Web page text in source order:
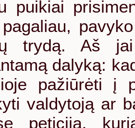
puikiai
trydą. Aš
dalyką:
pažiūrėti į
valdytoją ar
peticiją,